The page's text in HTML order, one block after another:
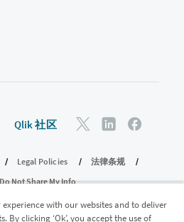
Qlik 社区
Legal Policies
法律条规
Do Not Share My Info
International AB。保留所有权利。
with our websites and to deliver
clicking ‘Ok’, you accept the use of